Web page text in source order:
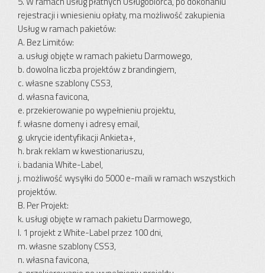
rejestracji i wniesieniu opłaty, ma możliwość zakupienia
Usług w ramach pakietów:
A. Bez Limitów:
a. usługi objęte w ramach pakietu Darmowego,
b. dowolna liczba projektów z brandingiem,
c. własne szablony CSS3,
d. własna favicona,
e. przekierowanie po wypełnieniu projektu,
f. własne domeny i adresy email,
g. ukrycie identyfikacji Ankieta+,
h. brak reklam w kwestionariuszu,
i. badania White-Label,
j. możliwość wysyłki do 5000 e-maili w ramach wszystkich
projektów.
B. Per Projekt:
k. usługi objęte w ramach pakietu Darmowego,
l. 1 projekt z White-Label przez 100 dni,
m. własne szablony CSS3,
n. własna favicona,